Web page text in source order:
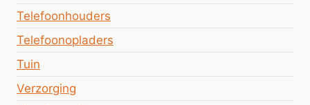
Telefoonhouders
Telefoonopladers
Tuin
Verzorging